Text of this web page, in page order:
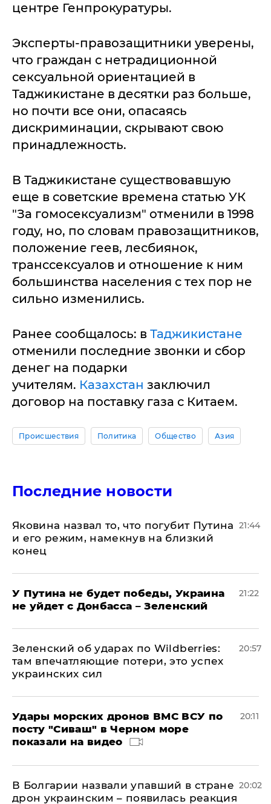
центре Генпрокуратуры.
Эксперты-правозащитники уверены,
что граждан с нетрадиционной
сексуальной ориентацией в
Таджикистане в десятки раз больше,
но почти все они, опасаясь
дискриминации, скрывают свою
принадлежность.
В Таджикистане существовавшую
еще в советские времена статью УК
"За гомосексуализм" отменили в 1998
году, но, по словам правозащитников,
положение геев, лесбиянок,
транссексуалов и отношение к ним
большинства населения с тех пор не
сильно изменились.
Ранее сообщалось: в Таджикистане
отменили последние звонки и сбор
денег на подарки
учителям. Казахстан заключил
договор на поставку газа с Китаем.
Происшествия Политика Общество Азия
Последние новости
Яковина назвал то, что погубит Путина
и его режим, намекнув на близкий
конец
21:44
У Путина не будет победы, Украина
не уйдет с Донбасса – Зеленский
21:22
Зеленский об ударах по Wildberries:
там впечатляющие потери, это успех
украинских сил
20:57
Удары морских дронов ВМС ВСУ по
посту "Сиваш" в Черном море
показали на видео
20:11
В Болгарии назвали упавший в стране
дрон украинским – появилась реакция
20:02